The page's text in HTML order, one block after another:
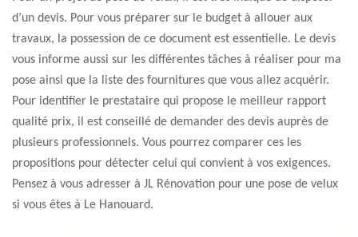
d’un devis. Pour vous préparer sur le budget à allouer aux
travaux, la possession de ce document est essentielle. Le devis
vous informe aussi sur les différentes tâches à réaliser pour ma
pose ainsi que la liste des fournitures que vous allez acquérir.
Pour identifier le prestataire qui propose le meilleur rapport
qualité prix, il est conseillé de demander des devis auprès de
plusieurs professionnels. Vous pourrez comparer ces les
propositions pour détecter celui qui convient à vos exigences.
Pensez à vous adresser à JL Rénovation pour une pose de velux
si vous êtes à Le Hanouard.